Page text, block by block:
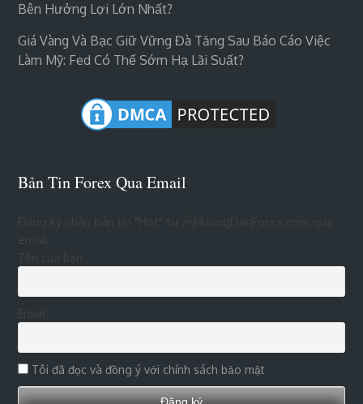
Bên Hưởng Lợi Lớn Nhất?
Giá Vàng Và Bạc Giữ Vững Đà Tăng Sau Báo Cáo Việc
Làm Mỹ: Fed Có Thể Sớm Hạ Lãi Suất?
Bản Tin Forex Qua Email
Đăng ký nhận bản tin "Hot" từ HuongDanForex.com qua
Tên của bạn
Tôi đã đọc và đồng ý với chính sách bảo mật